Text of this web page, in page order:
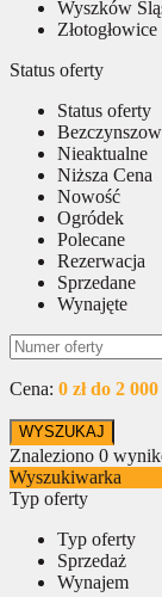
Wyszków
Złotogłowice
Status oferty
Status oferty
Nieaktualne
Niższa Cena
Nowość
Ogródek
Polecane
Rezerwacja
Sprzedane
Wynajęte
Cena: 0 zł do 2 000
Znaleziono 0
Wyszukiwarka
Typ oferty
Typ oferty
Sprzedaż
Wynajem